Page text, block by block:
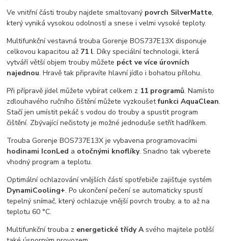
Ve vnitřní části trouby najdete smaltovaný povrch SilverMatte,
který vyniká vysokou odolností a snese i velmi vysoké teploty.
Multifunkční vestavná trouba Gorenje BOS737E13X disponuje
celkovou kapacitou až 71 l. Díky speciální technologii, která
vytváří větší objem trouby můžete péct ve více úrovních
najednou. Hravě tak připravíte hlavní jídlo i bohatou přílohu.
Při přípravě jídel můžete vybírat celkem z 11 programů. Namísto
zdlouhavého ručního čištění můžete vyzkoušetfunkci AquaClean.
Stačí jen umístit pekáč s vodou do trouby a spustit program
čištění. Zbývající nečistoty je možné jednoduše setřít hadříkem.
Trouba Gorenje BOS737E13X je vybavena programovacími
hodinami IconLed a otočnými knoflíky. Snadno tak vyberete
vhodný program a teplotu.
Optimální ochlazování vnějších částí spotřebiče zajišťuje systém
DynamiCooling+. Po ukončení pečení se automaticky spustí
tepelný snímač, který ochlazuje vnější povrch trouby, a to až na
teplotu 60 °C.
Multifunkční trouba z energetické třídy Asvého majitele potěší